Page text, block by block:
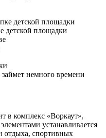
детской площадки
немного времени
в комплекс «Воркаут»,
устанавливается
отдыха, спортивных